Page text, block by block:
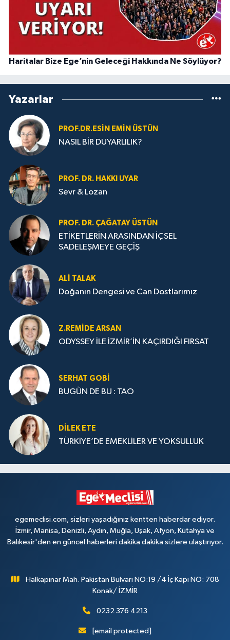
Haritalar Bize Ege’nin Geleceği Hakkında Ne Söylüyor?
Yazarlar
PROF.DR.ESIN EMIN ÜSTÜN
NASIL BİR DUYARLILIK?
PROF. DR. HAKKI UYAR
Sevr & Lozan
PROF. DR. ÇAĞATAY ÜSTÜN
ETİKETLERİN ARASINDAN İÇSEL
SADELEŞMEYE GEÇİŞ
ALI TALAK
Doğanın Dengesi ve Can Dostlarımız
Z.REMIDE ARSAN
ODYSSEY İLE İZMİR’İN KAÇIRDIĞI FIRSAT
SERHAT GOBİ
BUGÜN DE BU : TAO
DILEK ETE
TÜRKİYE’DE EMEKLİLER VE YOKSULLUK
egemeclisi.com, sizleri yaşadığınız kentten haberdar ediyor.
İzmir, Manisa, Denizli, Aydın, Muğla, Uşak, Afyon, Kütahya ve
Balıkesir'den en güncel haberleri dakika dakika sizlere ulaştırıyor.
Halkapınar Mah. Pakistan Bulvarı NO:19 /4 İç Kapı NO: 708
Konak/ İZMİR
0232 376 4213
[email protected]